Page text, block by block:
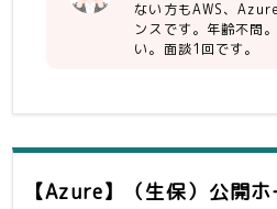
ない方もAWS、
ンスです。年齢不問
い。面談1回です。
【Azure】（生保）公開